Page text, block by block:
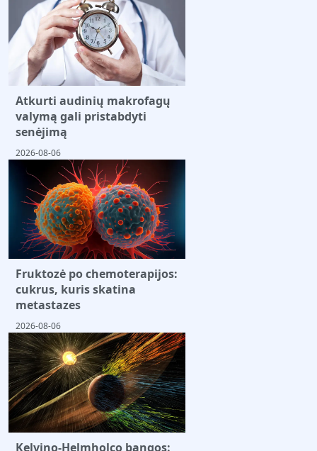
Atkurti audinių makrofagų
valymą gali pristabdyti
senėjimą
2026-08-06
Fruktozė po chemoterapijos:
cukrus, kuris skatina
metastazes
2026-08-06
Kelvino-Helmholco bangos: